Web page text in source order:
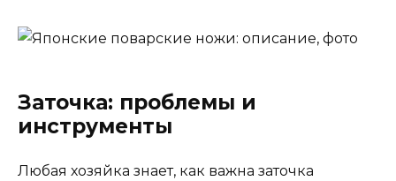
Заточка: проблемы и
инструменты
Любая хозяйка знает, как важна заточка